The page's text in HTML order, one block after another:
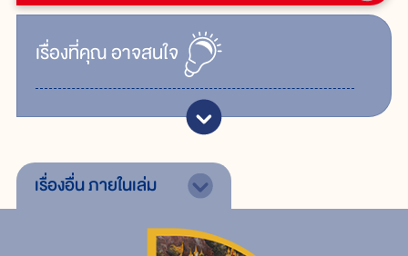
เรื่ิองที่คุณอาจสนใจ
เรื่องอื่นภายในเล่ม